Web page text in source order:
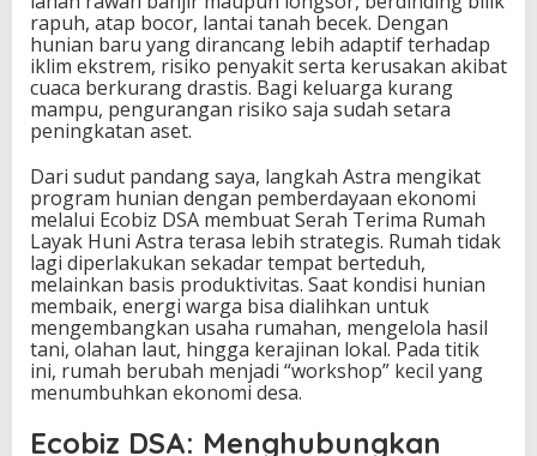
rapuh, atap bocor, lantai tanah becek. Dengan
hunian baru yang dirancang lebih adaptif terhadap
iklim ekstrem, risiko penyakit serta kerusakan akibat
cuaca berkurang drastis. Bagi keluarga kurang
mampu, pengurangan risiko saja sudah setara
peningkatan aset.
Dari sudut pandang saya, langkah Astra mengikat
program hunian dengan pemberdayaan ekonomi
melalui Ecobiz DSA membuat Serah Terima Rumah
Layak Huni Astra terasa lebih strategis. Rumah tidak
lagi diperlakukan sekadar tempat berteduh,
melainkan basis produktivitas. Saat kondisi hunian
membaik, energi warga bisa dialihkan untuk
mengembangkan usaha rumahan, mengelola hasil
tani, olahan laut, hingga kerajinan lokal. Pada titik
ini, rumah berubah menjadi “workshop” kecil yang
menumbuhkan ekonomi desa.
Ecobiz DSA: Menghubungkan